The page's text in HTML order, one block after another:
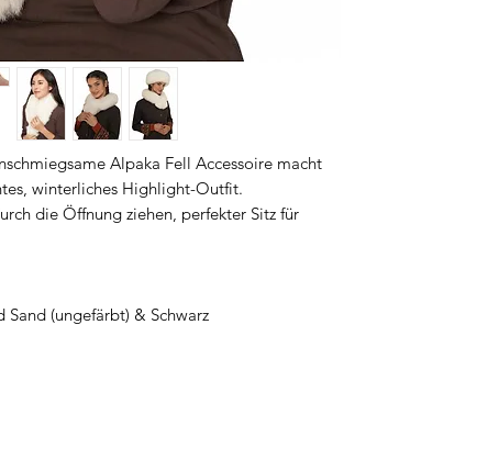
Alpaka Fell Accessoire macht
winterliches Highlight-Outfit.
die Öffnung ziehen, perfekter Sitz für
(ungefärbt) & Schwarz